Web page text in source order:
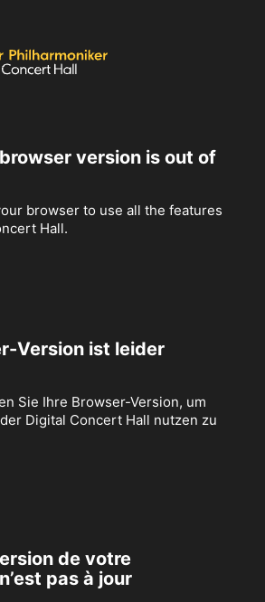
version is out of
browser to use all the features
Hall.
Version ist leider
Sie Ihre Browser-Version, um
Digital Concert Hall nutzen zu
de votre
pas à jour